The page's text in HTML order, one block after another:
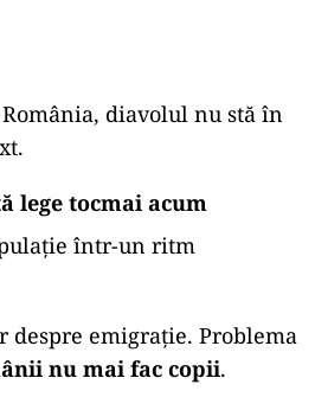
diavolul nu stă în
lege tocmai acum
într-un ritm
despre emigrație. Problema
nu mai fac copii.